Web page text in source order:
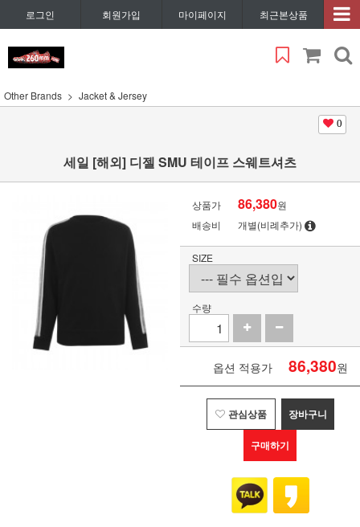
로그인 회원가입 마이페이지 최근본상품
Other Brands Jacket & Jersey
0
세일 [해외] 디젤 SMU 테이프 스웨트셔츠
상품가 86,380원
배송비
개별(비례추가)
SIZE
수량
옵션 적용가 86,380원
관심상품 장바구니
구매하기